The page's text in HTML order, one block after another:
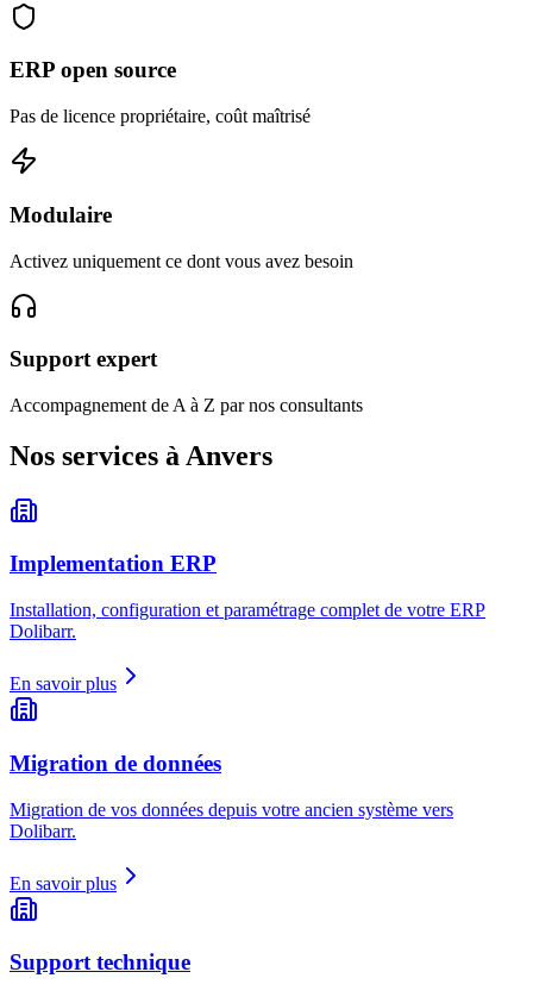
ERP open source
Pas de licence propriétaire, coût maîtrisé
Modulaire
Activez uniquement ce dont vous avez besoin
Support expert
Accompagnement de A à Z par nos consultants
Nos services à Anvers
Implementation ERP
Installation, configuration et paramétrage complet de votre ERP
Dolibarr.
En savoir plus
Migration de données
Migration de vos données depuis votre ancien système vers
Dolibarr.
En savoir plus
Support technique